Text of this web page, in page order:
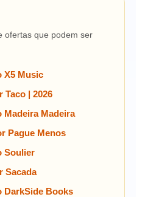
ofertas que podem ser
X5 Music
Taco | 2026
Madeira Madeira
Pague Menos
Soulier
Sacada
DarkSide Books